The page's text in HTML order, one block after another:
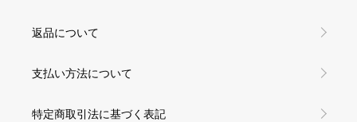
返品について
支払い方法について
特定商取引法に基づく表記